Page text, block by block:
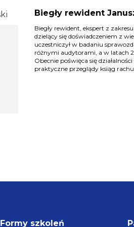
Biegły rewident
Biegły rewident, ekspert z
dzielący się doświadczeniem z
uczestniczył w badaniu
różnymi audytorami, a w latach
Obecnie poświęca się
praktyczne przeglądy ksiąg
Formy szkoleń